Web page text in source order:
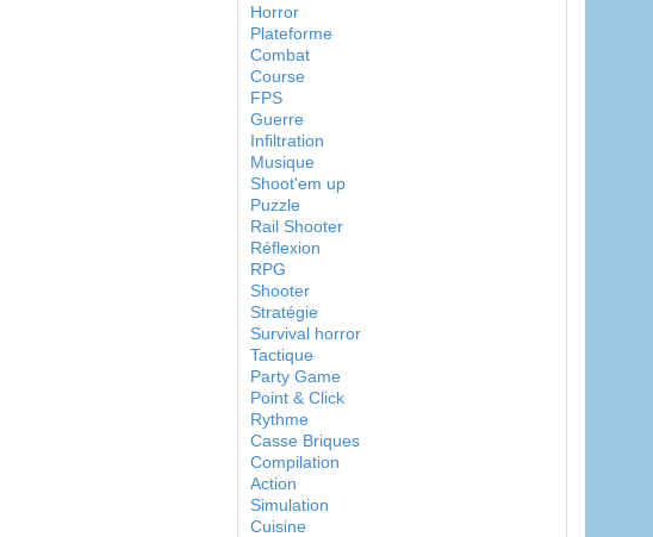
Horror
Plateforme
Combat
Course
FPS
Guerre
Infiltration
Musique
Shoot'em up
Puzzle
Rail Shooter
Réflexion
RPG
Shooter
Stratégie
Survival horror
Tactique
Party Game
Point & Click
Rythme
Casse Briques
Compilation
Action
Simulation
Cuisine